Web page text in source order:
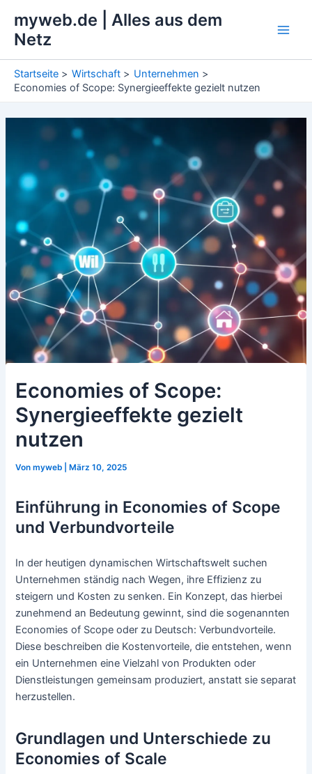
Inhalt
springen
myweb.de | Alles aus dem
Netz
Startseite Wirtschaft
Unternehmen
Economies of Scope: Synergieeffekte gezielt nutzen
Economies of Scope:
Synergieeffekte gezielt
nutzen
Vonmyweb März 10, 2025
Einführung in Economies of Scope
und Verbundvorteile
In der heutigen dynamischen Wirtschaftswelt suchen
Unternehmen ständig nach Wegen, ihre Effizienz zu
steigern und Kosten zu senken. Ein Konzept, das hierbei
zunehmend an Bedeutung gewinnt, sind die sogenannten
Economies of Scope oder zu Deutsch: Verbundvorteile.
Diese beschreiben die Kostenvorteile, die entstehen, wenn
ein Unternehmen eine Vielzahl von Produkten oder
Dienstleistungen gemeinsam produziert, anstatt sie separat
herzustellen.
Grundlagen und Unterschiede zu
Economies of Scale